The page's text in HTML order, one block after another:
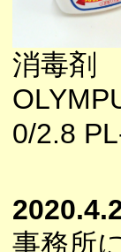
消毒剤
0/2.8
事務所